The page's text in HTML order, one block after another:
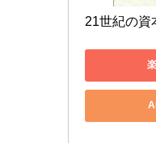
21世紀の資